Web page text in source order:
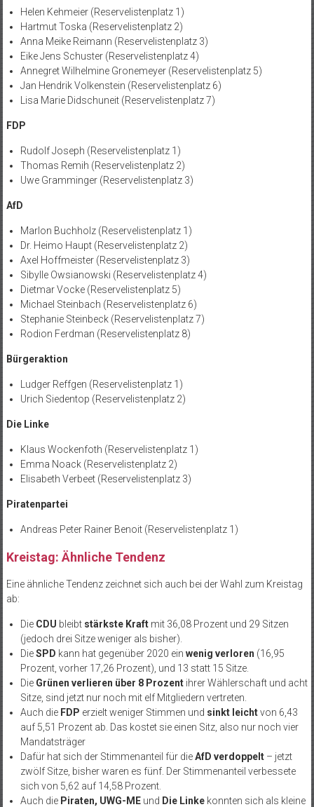
Helen Kehmeier (Reservelistenplatz 1)
Hartmut Toska (Reservelistenplatz 2)
Anna Meike Reimann (Reservelistenplatz 3)
Eike Jens Schuster (Reservelistenplatz 4)
Annegret Wilhelmine Gronemeyer (Reservelistenplatz 5)
Jan Hendrik Volkenstein (Reservelistenplatz 6)
Lisa Marie Didschuneit (Reservelistenplatz 7)
FDP
Rudolf Joseph (Reservelistenplatz 1)
Thomas Remih (Reservelistenplatz 2)
Uwe Gramminger (Reservelistenplatz 3)
AfD
Marlon Buchholz (Reservelistenplatz 1)
Dr. Heimo Haupt (Reservelistenplatz 2)
Axel Hoffmeister (Reservelistenplatz 3)
Sibylle Owsianowski (Reservelistenplatz 4)
Dietmar Vocke (Reservelistenplatz 5)
Michael Steinbach (Reservelistenplatz 6)
Stephanie Steinbeck (Reservelistenplatz 7)
Rodion Ferdman (Reservelistenplatz 8)
Bürgeraktion
Ludger Reffgen (Reservelistenplatz 1)
Urich Siedentop (Reservelistenplatz 2)
Die Linke
Klaus Wockenfoth (Reservelistenplatz 1)
Emma Noack (Reservelistenplatz 2)
Elisabeth Verbeet (Reservelistenplatz 3)
Piratenpartei
Andreas Peter Rainer Benoit (Reservelistenplatz 1)
Kreistag: Ähnliche Tendenz
Eine ähnliche Tendenz zeichnet sich auch bei der Wahl zum Kreistag
ab:
Die CDU bleibt stärkste Kraftmit 36,08 Prozent und 29 Sitzen
(jedoch drei Sitze weniger als bisher).
DieSPD kann hat gegenüber 2020 ein wenig verloren (16,95
Prozent, vorher 17,26 Prozent), und 13 statt 15 Sitze.
Die Grünen verlieren über 8 Prozentihrer Wählerschaft und acht
Sitze, sind jetzt nur noch mit elf Mitgliedern vertreten.
Auch die FDP erzielt weniger Stimmen und sinkt leichtvon 6,43
auf 5,51 Prozent ab. Das kostet sie einen Sitz, also nur noch vier
Mandatsträger
Dafür hat sich der Stimmenanteil für dieAfD verdoppelt – jetzt
zwölf Sitze, bisher waren es fünf. Der Stimmenanteil verbessete
sich von 5,62 auf 14,58 Prozent.
Auch die Piraten, UWG-MEund Die Linkekonnten sich als kleine